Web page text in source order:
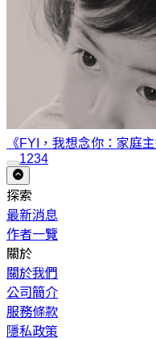
《FYI，我想念你：家庭主
1234
探索
最新消息
作者一覽
關於
關於我們
公司簡介
服務條款
隱私政策